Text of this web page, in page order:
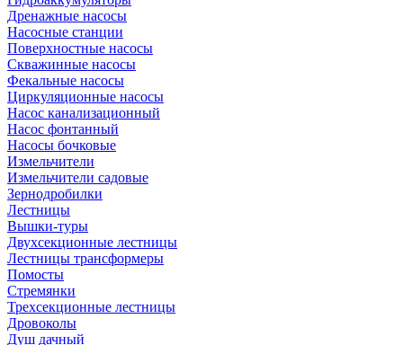
Дренажные насосы
Насосные станции
Поверхностные насосы
Скважинные насосы
Фекальные насосы
Циркуляционные насосы
Насос канализационный
Насос фонтанный
Насосы бочковые
Измельчители
Измельчители садовые
Зернодробилки
Лестницы
Вышки-туры
Двухсекционные лестницы
Лестницы трансформеры
Помосты
Стремянки
Трехсекционные лестницы
Дровоколы
Душ дачный